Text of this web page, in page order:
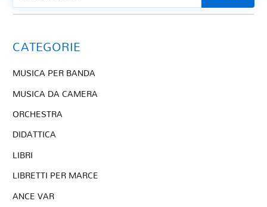
CATEGORIE
MUSICA PER BANDA
MUSICA DA CAMERA
ORCHESTRA
DIDATTICA
LIBRI
LIBRETTI PER MARCE
ANCE VAR